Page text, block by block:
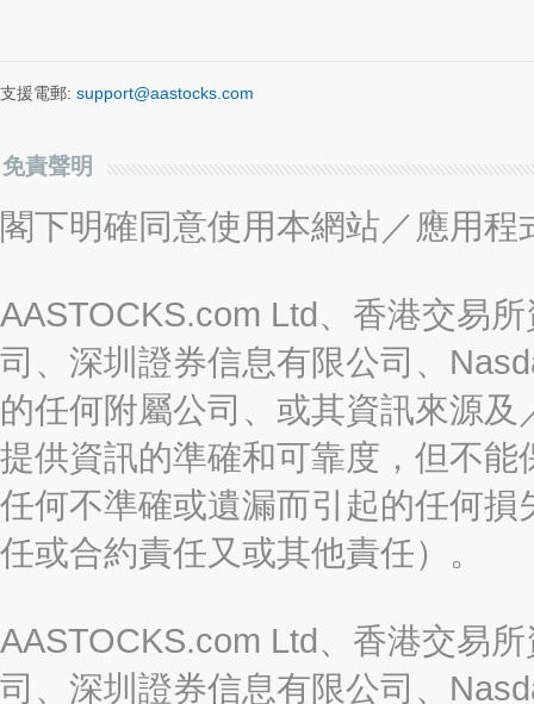
支援電郵: support@aastocks.com
免責聲明
閣下明確同意使用本網站／應用
AASTOCKS.com Ltd、香港交易
司、深圳證券信息有限公司、
的任何附屬公司、或其資訊來源
提供資訊的準確和可靠度，但不
任何不準確或遺漏而引起的任何
任或合約責任又或其他責任）。
AASTOCKS.com Ltd、香港交易
司、深圳證券信息有限公司、